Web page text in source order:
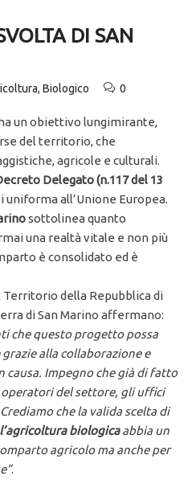
DI SAN
, Biologico 0
un obiettivo lungimirante,
del territorio, che
agricole e culturali.
Delegato (n.117 del 13
uniforma all’Unione Europea.
sottolinea quanto
una realtà vitale e non più
è consolidato ed è
Territorio della Repubblica di
di San Marino affermano:
che questo progetto possa
alla collaborazione e
causa. Impegno che già di fatto
del settore, gli uffici
che la valida scelta di
biologicaabbia un
agricolo ma anche per
.